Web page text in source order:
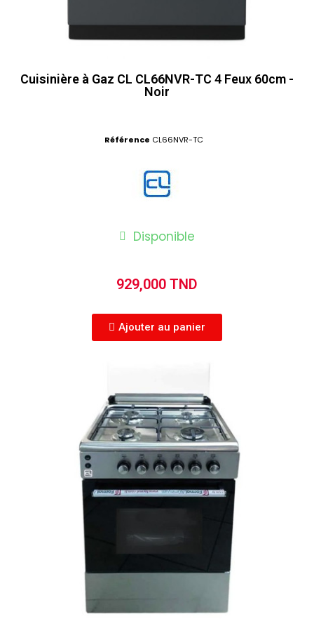
Cuisinière à Gaz CL CL66NVR-TC 4 Feux 60cm -
Noir
Référence CL66NVR-TC
Disponible
929,000 TND
Ajouter au panier